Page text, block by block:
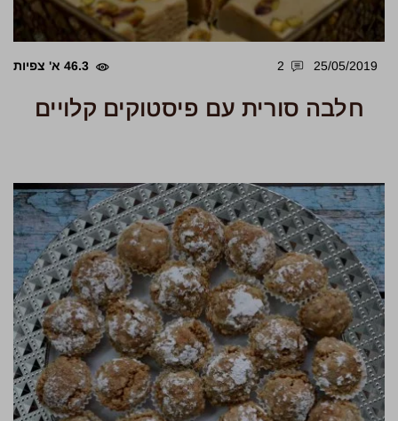
25/05/2019
2 46.3 א' צפיות
חלבה סורית עם פיסטוקים קלויים